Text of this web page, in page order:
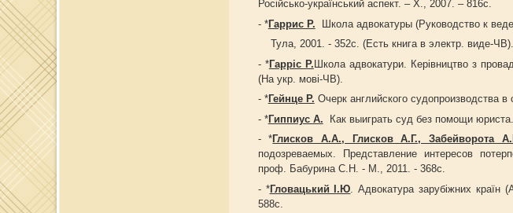
Російсько-український аспект. – Х., 2007. – 816с.
- *Гаррис Р. Школа адвокатуры (Руководство к
Тула, 2001. - 352с. (Есть книга в электр. виде-ЧВ).
- *Гарріс Р.Школа адвокатури. Керівництво з
(На укр. мові-ЧВ).
- *Гейнце Р. Очерк английского судопроизводства
- *Гиппиус А. Как выиграть суд без помощи
- *Глисков А.А., Глисков А.Г., Забейворота
подозреваемых. Представление интересов
проф. Бабурина С.Н. - М., 2011. - 368с.
- *Гловацький І.Ю . Адвокатура зарубіжних
588с.